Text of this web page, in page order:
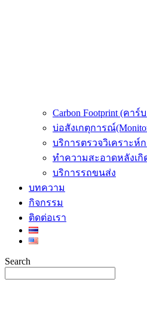
Carbon Footprint (คา
บ่อสังเกตุการณ์
บริการตรวจวิเคราะห์
ทำความสะอาดหลังเกิ
บริการรถขนส่ง
บทความ
กิจกรรม
ติดต่อเรา
Search